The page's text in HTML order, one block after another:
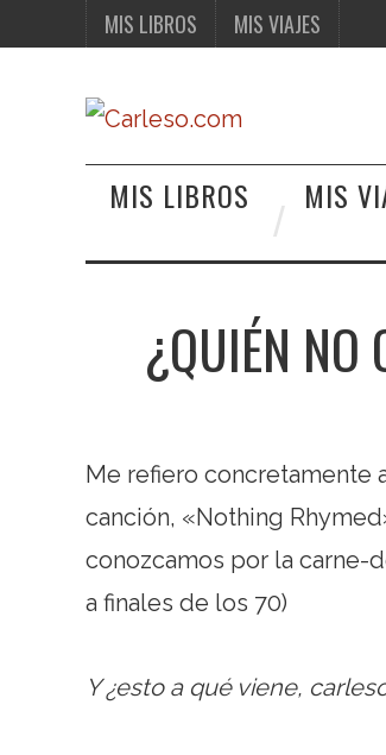
MIS LIBROS MIS VIAJES
MIS LIBROS MIS
¿QUIÉN NO
Me refiero concretamente
canción, «Nothing
conozcamos por la carne-
a finales de los 70)
Y ¿esto a qué viene,